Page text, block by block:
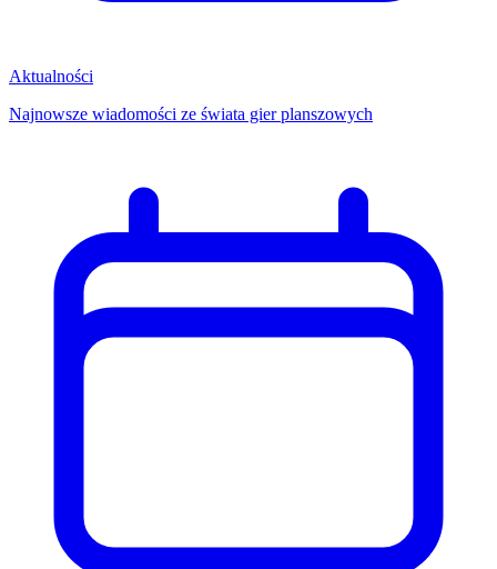
Aktualności
Najnowsze wiadomości ze świata gier planszowych